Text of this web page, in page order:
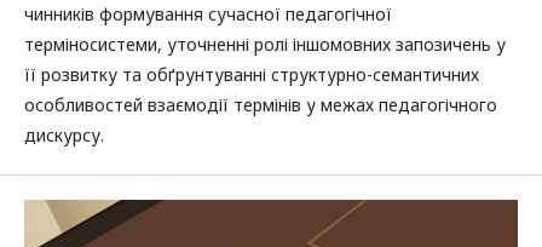
чинників формування сучасної педагогічної
терміносистеми, уточненні ролі іншомовних запозичень у
її розвитку та обґрунтуванні структурно-семантичних
особливостей взаємодії термінів у межах педагогічного
дискурсу.